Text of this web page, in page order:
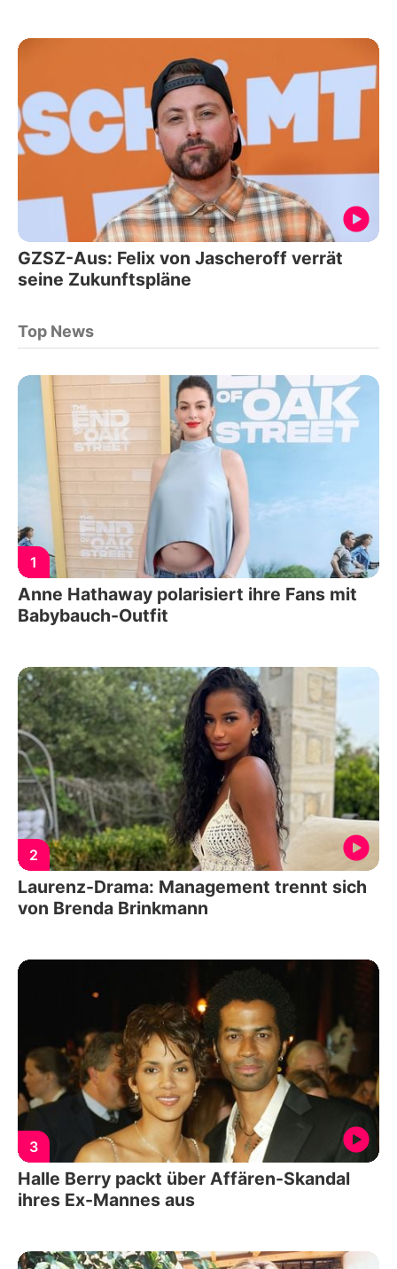
GZSZ-Aus: Felix von Jascheroff verrät
seine Zukunftspläne
Top News
1
Anne Hathaway polarisiert ihre Fans mit
Babybauch-Outfit
2
Laurenz-Drama: Management trennt sich
von Brenda Brinkmann
3
Halle Berry packt über Affären-Skandal
ihres Ex-Mannes aus